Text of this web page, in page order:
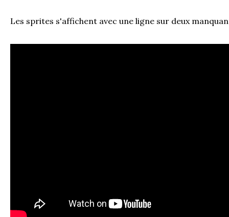
Les sprites s'affichent avec une ligne sur deux